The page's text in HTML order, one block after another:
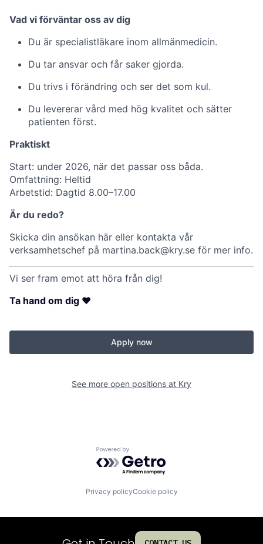
Vad vi förväntar oss av dig
Du är specialistläkare inom allmänmedicin.
Du tar ansvar och får saker gjorda.
Du trivs i förändring och ser det som kul.
Du levererar vård med hög kvalitet och sätter
patienten först.
Praktiskt
Start: under 2026, när det passar oss båda.
Omfattning: Heltid
Arbetstid: Dagtid 8.00–17.00
Är du redo?
Skicka din ansökan här eller kontakta vår
verksamhetschef på martina.back@kry.se för mer info.
Vi ser fram emot att höra från dig!
Ta hand om dig ❤
Apply now
See more open positions at Kry
Powered by Getro.com
Privacy policyCookie policy